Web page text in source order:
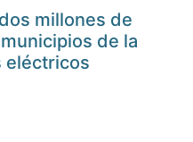
millones de
de la
eléctricos